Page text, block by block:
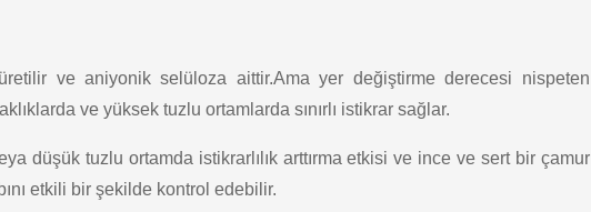
ve aniyonik selüloza aittir.Ama yer değiştirme derecesi nispeten
ve yüksek tuzlu ortamlarda sınırlı istikrar sağlar.
düşük tuzlu ortamda istikrarlılık arttırma etkisi ve ince ve sert bir çamur
etkili bir şekilde kontrol edebilir.